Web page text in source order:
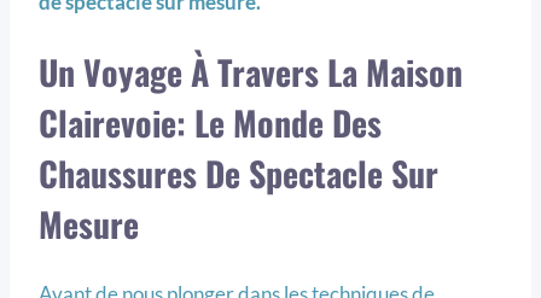
Un Voyage À Travers La Maison
Clairevoie: Le Monde Des
Chaussures De Spectacle Sur
Mesure